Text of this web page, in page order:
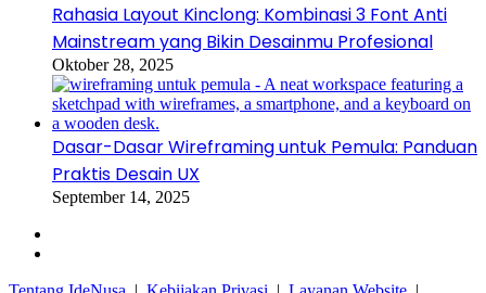
Rahasia Layout Kinclong: Kombinasi 3 Font Anti
Mainstream yang Bikin Desainmu Profesional
Oktober 28, 2025
Dasar-Dasar Wireframing untuk Pemula: Panduan
Praktis Desain UX
September 14, 2025